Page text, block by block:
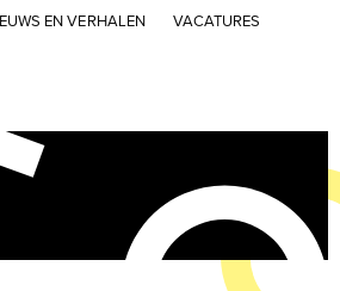
EN VERHALEN VACATURES